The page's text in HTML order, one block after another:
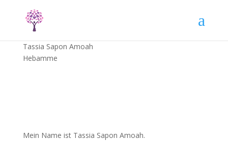
Tassia Sapon Amoah
Hebamme
Mein Name ist Tassia Sapon Amoah.